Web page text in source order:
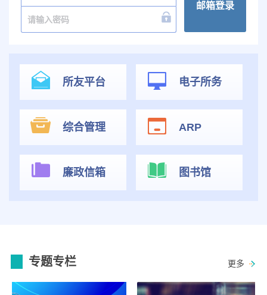
邮箱登录
所友平台 电子所务
综合管理 ARP
廉政信箱 图书馆
专题专栏 更多